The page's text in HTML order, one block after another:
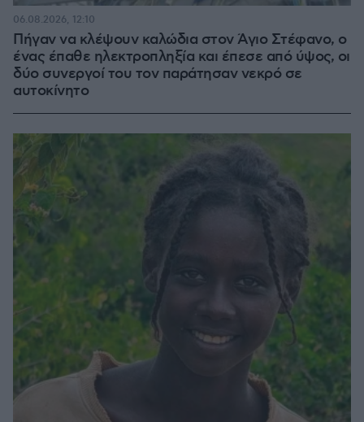
Πήγαν να κλέψουν καλώδια στον Άγιο Στέφανο, ο
ένας έπαθε ηλεκτροπληξία και έπεσε από ύψος, οι
δύο συνεργοί του τον παράτησαν νεκρό σε
αυτοκίνητο
06.08.2026, 12:10